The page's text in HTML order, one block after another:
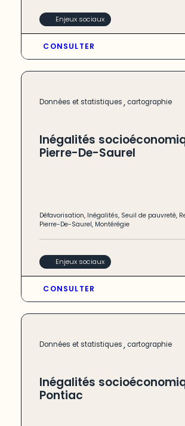
Enjeux sociaux
CONSULTER
Données et statistiques, cartographie
Inégalités
Pierre-De-Saurel
Défavorisation, Inégalités, Seuil de pauvreté,
Pierre-De-Saurel, Montérégie
Enjeux sociaux
CONSULTER
Données et statistiques, cartographie
Inégalités
Pontiac